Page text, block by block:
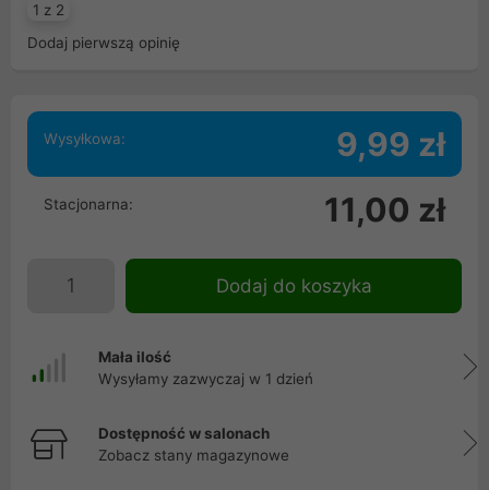
1 z 2
Dodaj pierwszą opinię
Wysyłkowa: 9,99 zł
Stacjonarna: 11,00 zł
Dodaj do koszyka
Mała ilość
Wysyłamy zazwyczaj w 1 dzień
Dostępność w salonach
Zobacz stany magazynowe